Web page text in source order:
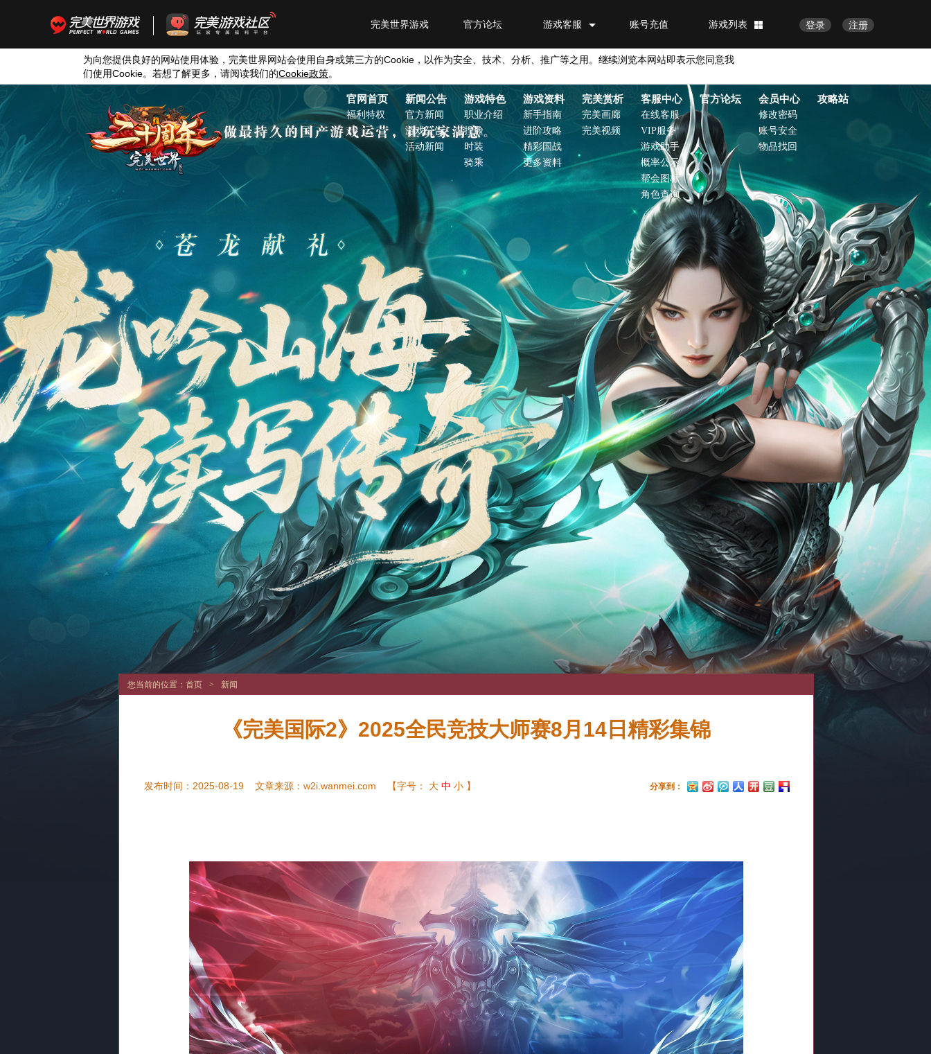
注册
登录
游戏列表
账号充值
游戏客服
官方论坛
完美世界游戏
为向您提供良好的网站使用体验，完美世界网站会使用自身或第三方的Cookie ，以作为安全、技术、分析、推广等之用。继续浏览本网站即表示您同意我
们使用Cookie。若想了解更多，请阅读我们的Cookie政策。
官网首页
福利特权
新闻公告
官方新闻
游戏公告
活动新闻
游戏特色
职业介绍
捏脸
时装
骑乘
游戏资料
新手指南
进阶攻略
精彩国战
更多资料
完美赏析
完美画廊
完美视频
客服中心
在线客服
VIP服务
游戏助手
概率公示
帮会图标
角色查询
官方论坛 会员中心
修改密码
账号安全
物品找回
攻略站
您当前的位置： 首页 > 新闻
《完美国际2》2025全民竞技大师赛8月14日精彩集锦
分享到：
发布时间：2025-08-19 文章来源： w2i.wanmei.com 【字号： 大 中 小 】